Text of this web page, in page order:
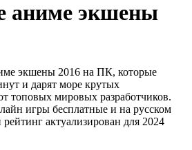
аниме экшены
экшены 2016 на ПК, которые
и дарят море крутых
топовых мировых разработчиков.
игры бесплатные и на русском
актуализирован для 2024